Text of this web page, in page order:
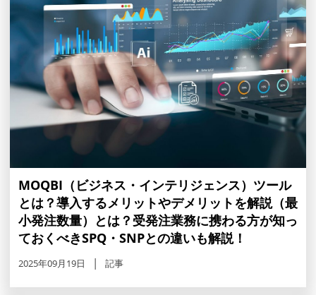
MOQBI（ビジネス・インテリジェンス）ツール
とは？導入するメリットやデメリットを解説（最
小発注数量）とは？受発注業務に携わる方が知っ
ておくべきSPQ・SNPとの違いも解説！
2025年09月19日 記事